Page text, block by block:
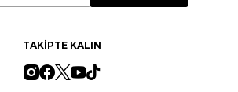
TAKİPTE KALIN